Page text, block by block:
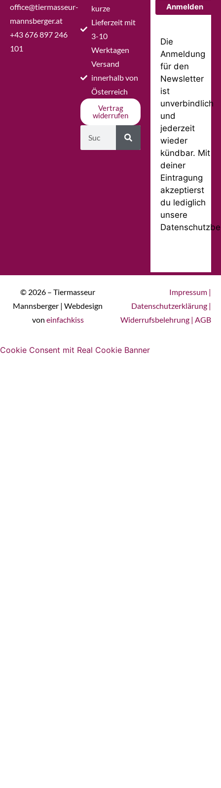
office@tiermasseur-
mannsberger.at
+43 676 897 246
101
kurze
Lieferzeit mit
3-10
Werktagen
Versand
innerhalb von
Österreich
Vertrag
widerrufen
Anmelden
Die
Anmeldung
für den
Newsletter
ist
unverbindlich
und
jederzeit
wieder
kündbar. Mit
deiner
Eintragung
akzeptierst
du lediglich
unsere
© 2026 – Tiermasseur
Mannsberger | Webdesign
von einfachkiss
Impressum |
Datenschutzerklärung |
Widerrufsbelehrung | AGB
Cookie Consent mit Real Cookie Banner